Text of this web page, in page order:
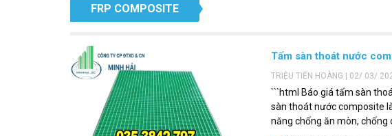
FRP COMPOSITE
Tấm sàn thoát nước
TRIỆU TIẾN HOÀNG | 02/ 03/
```html Báo giá tấm sàn
sàn thoát nước composite
năng chống ăn mòn, chống